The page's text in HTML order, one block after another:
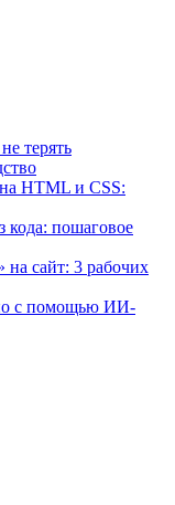
терять
HTML и CSS:
кода: пошаговое
на сайт: 3 рабочих
с помощью ИИ-